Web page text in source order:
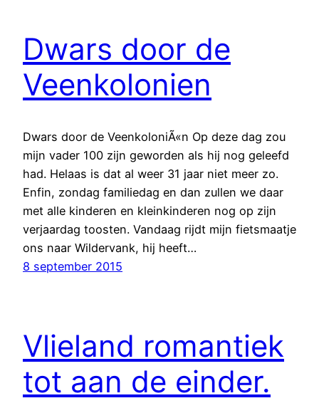
Dwars door de
Veenkolonien
Dwars door de VeenkoloniÃ«n Op deze dag zou
mijn vader 100 zijn geworden als hij nog geleefd
had. Helaas is dat al weer 31 jaar niet meer zo.
Enfin, zondag familiedag en dan zullen we daar
met alle kinderen en kleinkinderen nog op zijn
verjaardag toosten. Vandaag rijdt mijn fietsmaatje
ons naar Wildervank, hij heeft…
8 september 2015
Vlieland romantiek
tot aan de einder.